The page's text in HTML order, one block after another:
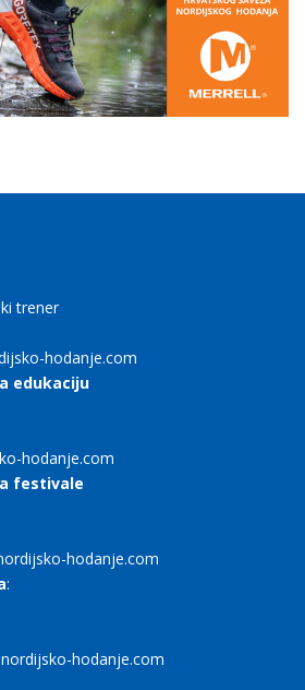
trener
hodanje.com
edukaciju
hodanje.com
festivale
hodanje.com
:
hodanje.com